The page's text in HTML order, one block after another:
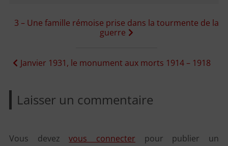
Navigation
l’article
3 – Une famille rémoise prise dans la tourmente de la
guerre
Janvier 1931, le monument aux morts 1914 – 1918
Laisser un commentaire
Vous devezvous connecter pour publier un